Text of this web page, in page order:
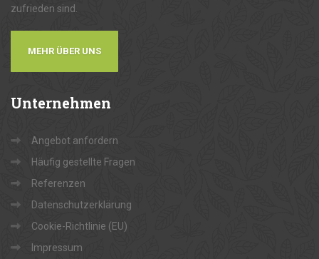
zufrieden sind.
MEHR ÜBER UNS
Unternehmen
Angebot anfordern
Häufig gestellte Fragen
Referenzen
Datenschutzerklärung
Cookie-Richtlinie (EU)
Impressum